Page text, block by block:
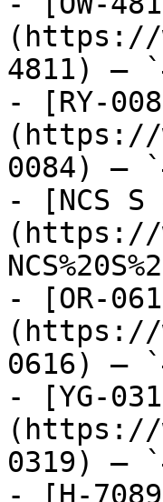
(https://
4811) —
- [RY-
(https://
0084) —
- [NCS S
(https://
- [OR-
(https://
0616) —
- [YG-
(https://
0319) —
- [H-